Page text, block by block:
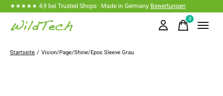
★★★★★ 4,9 bei Trusted Shops · Made in Germany Bewertungen
0items
Startseite / Vision/Page/Shine/Epos Sleeve Grau